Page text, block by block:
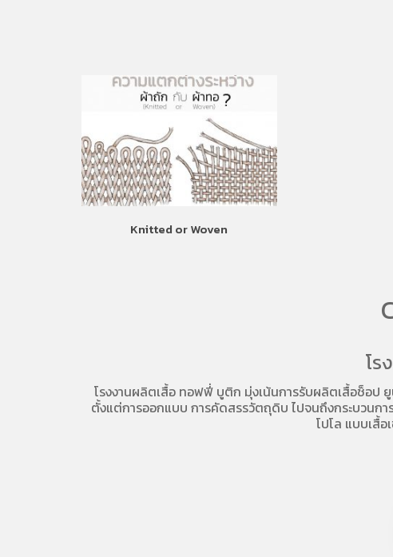
Knitted or Woven
โร
โรงงานผลิตเสื้อ ทอฟฟี่ บูติก มุ่งเน้นการรับผลิตเสื้อช็อป
ตั้งแต่การออกแบบ การคัดสรรวัตถุดิบ ไปจนถึงกระบวนก
โปโล แบบเสื้